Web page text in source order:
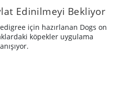
Edinilmeyi Bekliyor
için hazırlanan Dogs on
köpekler uygulama